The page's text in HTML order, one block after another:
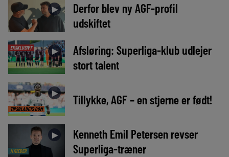
►
Derfor blev ny AGF-profil
udskiftet
EKSKLUSIVT ►
Afsløring: Superliga-klub udlejer
stort talent
TIPSBLADETS DOM
► Tillykke, AGF – en stjerne er født!
NYHEDER
►
Kenneth Emil Petersen revser
Superliga-træner